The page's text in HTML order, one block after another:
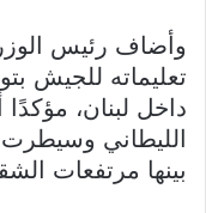
وأضاف رئيس
تعليماته للجيش
داخل لبنان، مؤكدًا
الليطاني
بينها مرتفعات